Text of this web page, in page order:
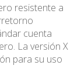
resistente a
cuenta
La versión X
para su uso